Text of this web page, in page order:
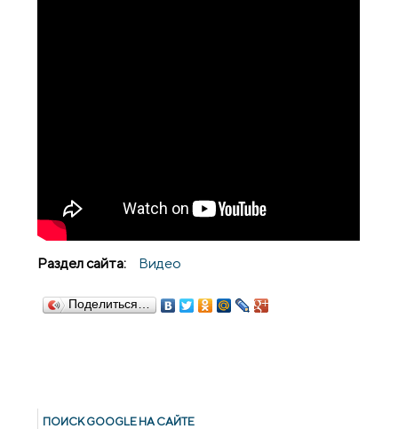
Раздел сайта: Видео
Поделиться…
ПОИСК GOОGLE НА САЙТЕ